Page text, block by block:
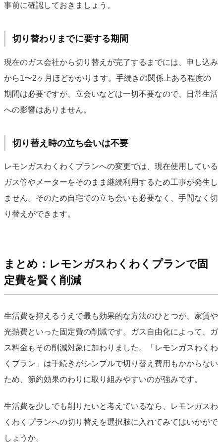
事前に確認しておきましょう。
切り替わりまでに要する期間
現在のガス会社から切り替えが完了するまでには、申し込み
から1〜2ヶ月ほどかかります。手続きの関係上ある程度の
期間は必要ですが、立会いなどは一切不要なので、日常生活
への影響はありません。
切り替え時の立ち会いは不要
レモンガスわくわくプランへの変更では、現在使用している
ガス管やメーターをそのまま継続利用するため工事が発生し
ません。そのため自宅での立ち会いも必要なく、手間なく切
り替えができます。
まとめ：レモンガスわくわくプランで固
定費を賢く削減
生活費を抑えるうえで最も効果的な方法のひとつが、家賃や
光熱費といった固定費の削減です。ガス自由化によって、ガ
ス料金もその削減対象に加わりました。「レモンガスわくわ
くプラン」は手続きがシンプルで切り替え費用もかからない
ため、節約効果のわりに取り組みやすいのが強みです。
生活費を少しでも削りたいと考えているなら、レモンガスわ
くわくプランへの切り替えを選択肢に入れてみてはいかがで
しょうか。